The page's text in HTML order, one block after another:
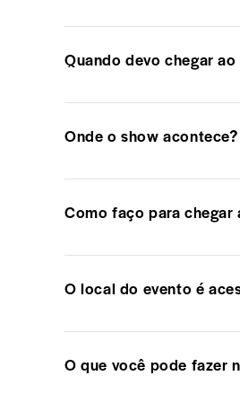
Quando devo chegar
Onde o show acontece?
Como faço para
O local do evento é
O que você pode fazer